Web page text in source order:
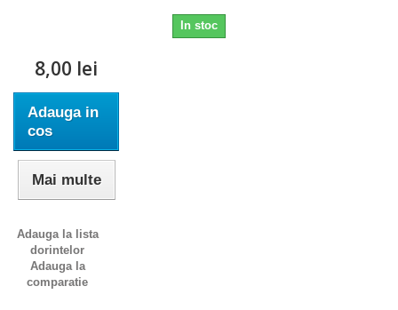
In stoc
8,00 lei
Adauga in
cos
Mai multe
Adauga la lista
dorintelor
Adauga la
comparatie